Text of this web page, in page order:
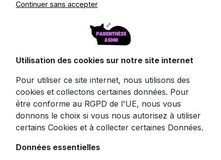
Plongez dans l'univers du son professionnel
avec le microphone EKO 400 RGB de Spirit
d'enregistrement les plus exigeantes.
Ce micro de bureau sur pied se distingue par
sa technologie cardioïde qui capte votre voix
avec une précision remarquable, tout en
environnants indésirables. Les
Continuer sans accepter
Utilisation des cookies sur notre site internet
Pour utiliser ce site internet, nous utilisons des
cookies et collectons certaines données. Pour
être conforme au RGPD de l'UE, nous vous
donnons le choix si vous nous autorisez à utiliser
certains Cookies et à collecter certaines Données.
Données essentielles